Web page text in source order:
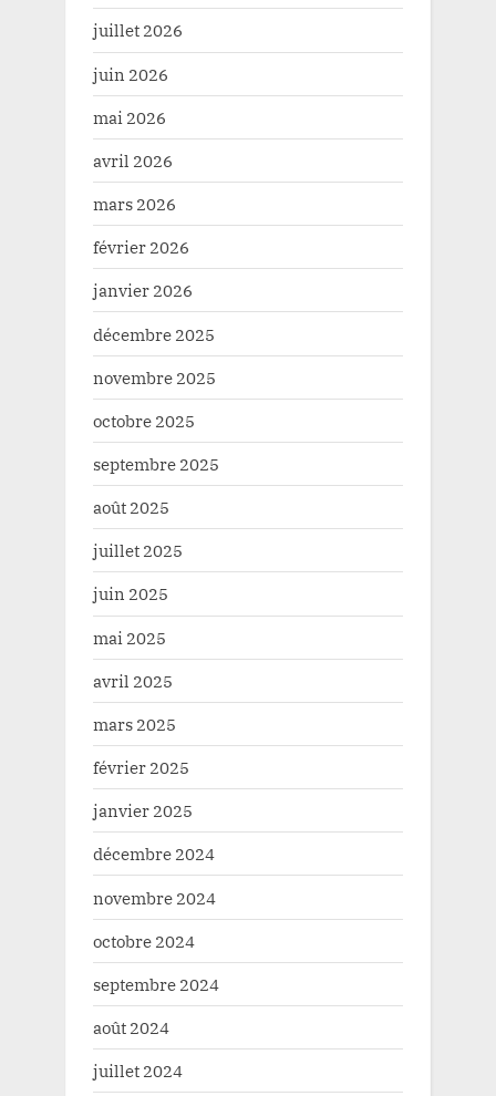
juillet 2026
juin 2026
mai 2026
avril 2026
mars 2026
février 2026
janvier 2026
décembre 2025
novembre 2025
octobre 2025
septembre 2025
août 2025
juillet 2025
juin 2025
mai 2025
avril 2025
mars 2025
février 2025
janvier 2025
décembre 2024
novembre 2024
octobre 2024
septembre 2024
août 2024
juillet 2024